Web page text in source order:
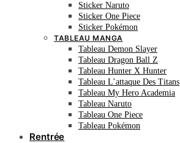
Sticker Naruto
Sticker One Piece
Sticker Pokémon
TABLEAU MANGA
Tableau Demon Slayer
Tableau Dragon Ball Z
Tableau Hunter X Hunter
Tableau L’attaque Des Titans
Tableau My Hero Academia
Tableau Naruto
Tableau One Piece
Tableau Pokémon
Rentrée